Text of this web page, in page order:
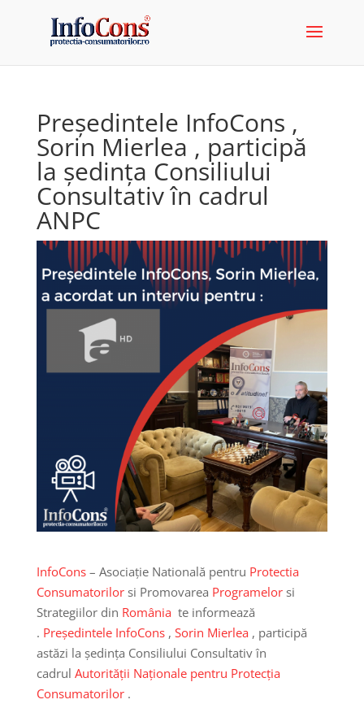
Președintele InfoCons ,
Sorin Mierlea , participă
la ședința Consiliului
Consultativ în cadrul
ANPC
InfoCons– Asociație Natională pentru Protectia
Consumatorilorsi Promovarea Programelorsi
Strategiilor din România te informează
. Președintele InfoCons, Sorin Mierlea , participă
astăzi la ședința Consiliului Consultativ în
cadrul Autorității Naționale pentru Protecția
Consumatorilor.